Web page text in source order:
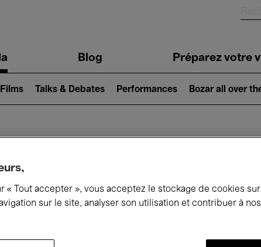
Blog Préparez votre
Films Talks & Debates Performances Bozar all over
se passe à
« Tout accepter », vous acceptez le stockage de cookies
sur le site, analyser son utilisation et contribuer à